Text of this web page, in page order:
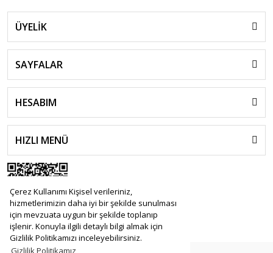
Çerez Kullanımı Kişisel verileriniz,
hizmetlerimizin daha iyi bir şekilde sunulması
için mevzuata uygun bir şekilde toplanıp
işlenir. Konuyla ilgili detaylı bilgi almak için
Gizlilik Politikamızı inceleyebilirsiniz.
ÜYELİK
SAYFALAR
HESABIM
HIZLI MENÜ